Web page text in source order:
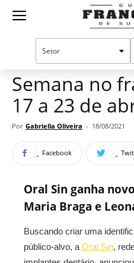
Guia
Manual do sucesso
Semana no
17 a 23 de
Por Gabriella Oliveira - 18/08/2021
Facebook
Oral Sin ganha
Maria Braga e
Buscando criar uma
público-alvo, a Oral Sin,